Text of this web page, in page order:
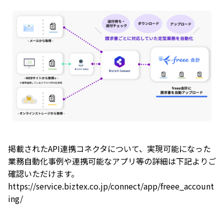
掲載されたAPI連携コネクタについて、実現可能になった
業務自動化事例や連携可能なアプリ等の詳細は下記よりご
確認いただけます。
https://service.biztex.co.jp/connect/app/freee_account
ing/